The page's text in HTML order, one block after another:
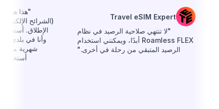
Travel eSIM Expert
"لا تنتهي صلاحية الرصيد في نظام
Roamless FLEX أبدًا، ويمكنني استخدام
الرصيد المتبقي من رحلة في أخرى."
(الشرائح
الإطلاق.
وأنا في بلدي،
شهرية مقابل